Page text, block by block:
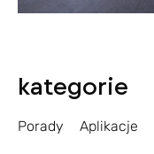
kategorie
Porady Aplikacje